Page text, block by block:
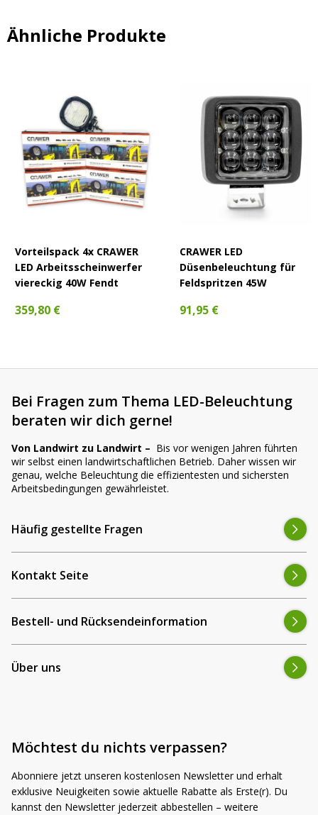
Ähnliche Produkte
Vorteilspack 4x CRAWER
LED Arbeitsscheinwerfer
viereckig 40W Fendt
359,80 €
CRAWER LED
Düsenbeleuchtung für
Feldspritzen 45W
91,95 €
Bei Fragen zum Thema LED-Beleuchtung
beraten wir dich gerne!
Von Landwirt zu Landwirt – Bis vor wenigen Jahren führten
wir selbst einen landwirtschaftlichen Betrieb. Daher wissen wir
genau, welche Beleuchtung die effizientesten und sichersten
Arbeitsbedingungen gewährleistet.
Häufig gestellte Fragen
Kontakt Seite
Bestell- und Rücksendeinformation
Über uns
Möchtest du nichts verpassen?
Abonniere jetzt unseren kostenlosen Newsletter und erhalt
exklusive Neuigkeiten sowie aktuelle Rabatte als Erste(r). Du
kannst den Newsletter jederzeit abbestellen – weitere